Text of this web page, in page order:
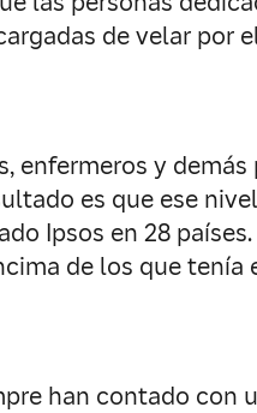
de velar por
enfermeros y
es que ese
Ipsos en 28
de los que tenía
han contado con